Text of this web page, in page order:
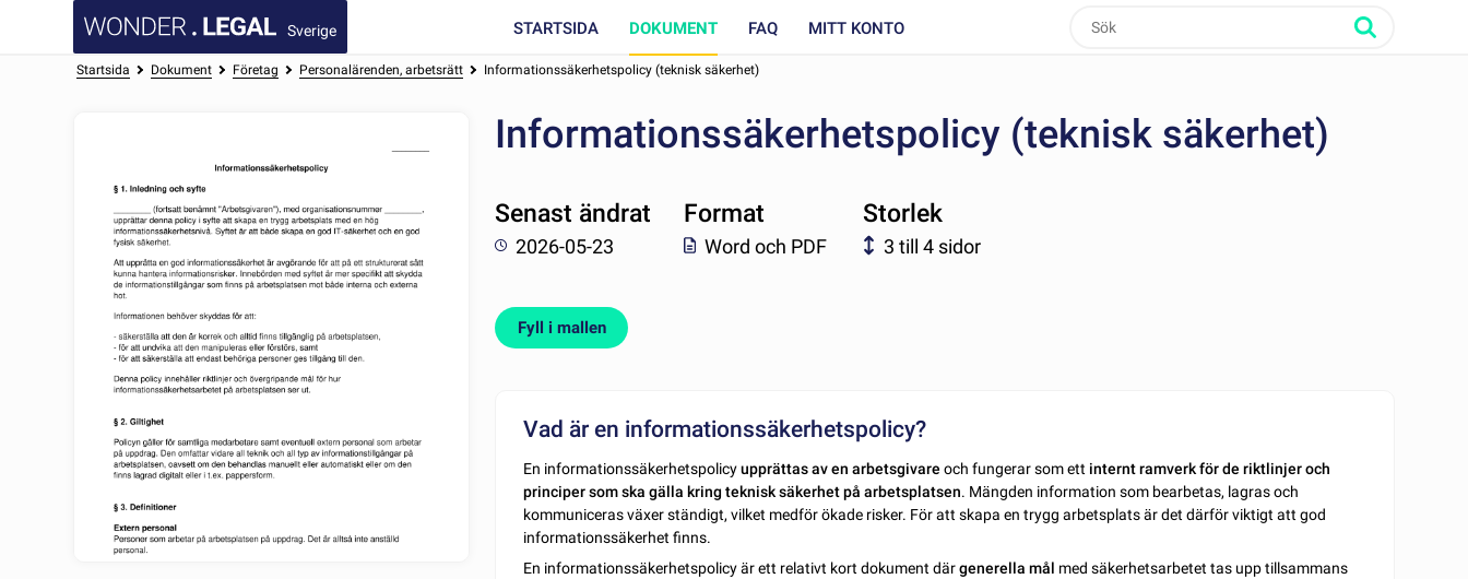
Sverige STARTSIDA DOKUMENT FAQ MITT KONTO
Startsida Dokument Företag Personalärenden, arbetsrätt Informationssäkerhetspolicy (teknisk säkerhet)
Informationssäkerhetspolicy (teknisk säkerhet)
Senast ändrat
2026-05-23
Format
Word och PDF
Storlek
3 till 4 sidor
Fyll i mallen
Vad är en informationssäkerhetspolicy?
En informationssäkerhetspolicyupprättas av en arbetsgivare och fungerar som ett internt ramverkför de riktlinjer och
principer som ska gälla kring teknisk säkerhet på arbetsplatsen. Mängden information som bearbetas, lagras och
kommuniceras växer ständigt, vilket medför ökade risker. För att skapa en trygg arbetsplats är det därför viktigt att god
informationssäkerhet finns.
En informationssäkerhetspolicy är ett relativt kort dokument därgenerella mål med säkerhetsarbetet tas upp tillsammans